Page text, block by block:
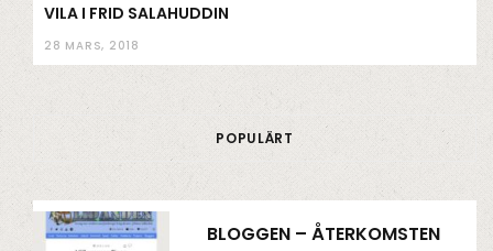
VILA I FRID SALAHUDDIN
28 MARS, 2018
POPULÄRT
BLOGGEN – ÅTERKOMSTEN